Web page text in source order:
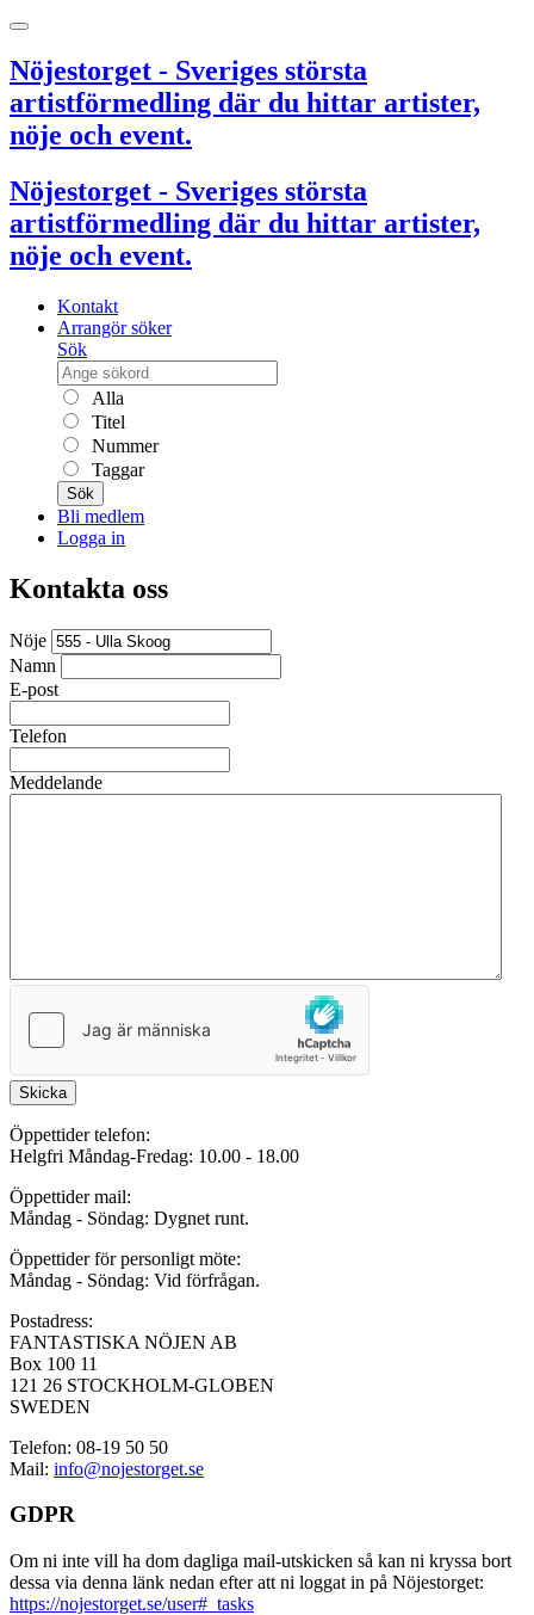
Nöjestorget - Sveriges största
artistförmedling där du hittar artister,
nöje och event.
Nöjestorget - Sveriges största
artistförmedling där du hittar artister,
nöje och event.
Kontakt
Arrangör söker
Sök
Alla
Titel
Nummer
Taggar
Sök
Bli medlem
Logga in
Kontakta oss
Nöje
Namn
E-post
Telefon
Meddelande
Skicka
Öppettider telefon:
Helgfri Måndag-Fredag: 10.00 - 18.00
Öppettider mail:
Måndag - Söndag: Dygnet runt.
Öppettider för personligt möte:
Måndag - Söndag: Vid förfrågan.
Postadress:
FANTASTISKA NÖJEN AB
Box 100 11
121 26 STOCKHOLM-GLOBEN
SWEDEN
Telefon: 08-19 50 50
Mail: info@nojestorget.se
GDPR
Om ni inte vill ha dom dagliga mail-utskicken så kan ni kryssa bort
dessa via denna länk nedan efter att ni loggat in på Nöjestorget:
https://nojestorget.se/user#_tasks